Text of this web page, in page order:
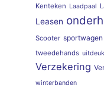
Kenteken Laadpaal
Leasen
Scooter sportwagen
tweedehands
Verzekering
winterbanden